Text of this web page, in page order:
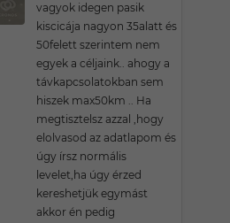
vagyok idegen pasik
kiscicája nagyon 35alatt és
50felett szerintem nem
egyek a céljaink.. ahogy a
távkapcsolatokban sem
hiszek max50km .. Ha
megtisztelsz azzal ,hogy
elolvasod az adatlapom és
úgy írsz normális
levelet,ha úgy érzed
kereshetjük egymást
akkor én pedig